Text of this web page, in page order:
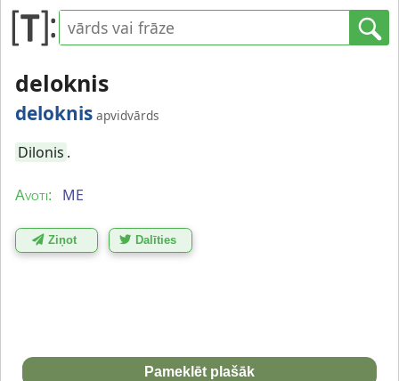
deloknis
deloknis apvidvārds
Dilonis .
Avoti: ME
Ziņot Dalīties
Pameklēt plašāk